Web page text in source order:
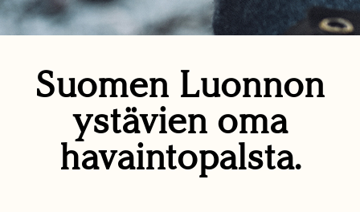
Suomen Luonnon
ystävien oma
havaintopalsta.